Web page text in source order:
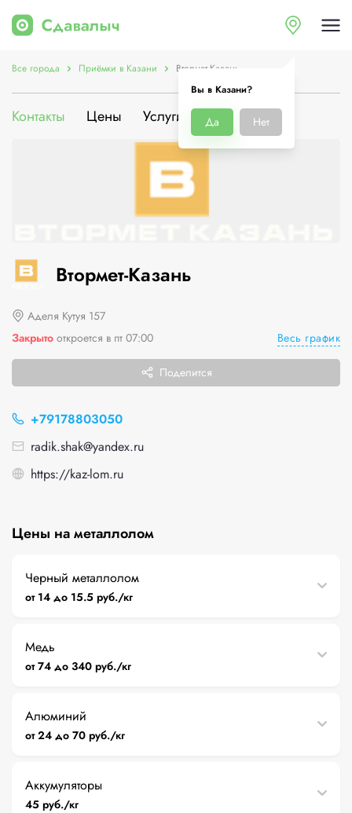
Вы в Казани?
Да Нет
Все города Приёмки в Казани Втормет-Казань
Контакты Цены Услуги О компании
Втормет-Казань
Аделя Кутуя 157
Закрыто откроется в пт 07:00 Весь график
Поделится
+79178803050
radik.shak@yandex.ru
https://kaz-lom.ru
Цены на металлолом
Черный металлолом
от 14 до 15.5 руб./кг
Медь
от 74 до 340 руб./кг
Алюминий
от 24 до 70 руб./кг
Аккумуляторы
45 руб./кг